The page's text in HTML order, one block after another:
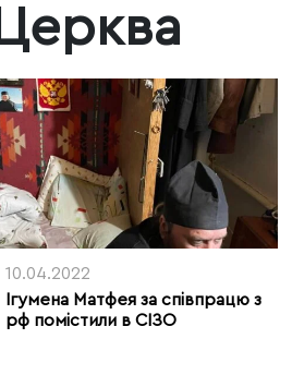
Церква
10.04.2022
Ігумена Матфея за співпрацю з
рф помістили в СІЗО